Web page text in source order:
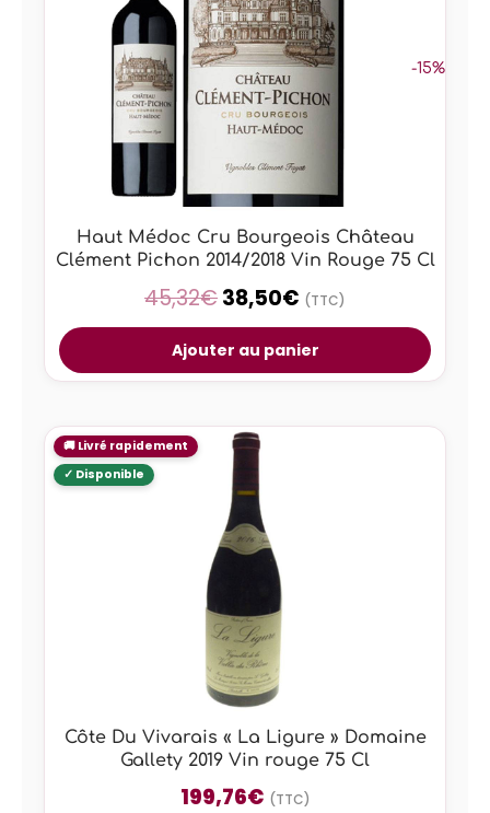
-15%
Haut Médoc Cru Bourgeois Château
Clément Pichon 2014/2018 Vin Rouge 75 Cl
45,32€38,50€ (TTC)
Ajouter au panier
Côte Du Vivarais « La Ligure » Domaine
Gallety 2019 Vin rouge 75 Cl
199,76€ (TTC)